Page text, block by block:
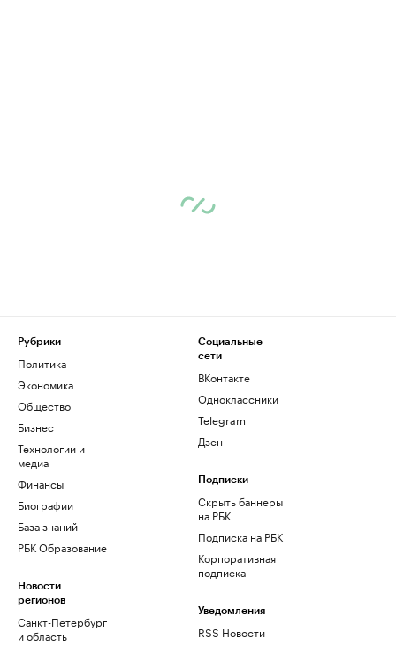
Рубрики
Политика
Экономика
Общество
Бизнес
Технологии и
медиа
Финансы
Биографии
База знаний
РБК Образование
Новости
регионов
Санкт-Петербург
и область
Социальные
сети
ВКонтакте
Одноклассники
Telegram
Дзен
Подписки
Скрыть баннеры
на РБК
Подписка на РБК
Корпоративная
подписка
Уведомления
RSS Новости